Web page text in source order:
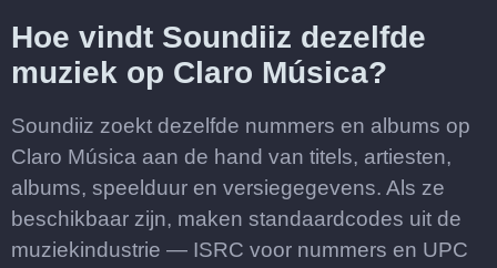
Hoe vindt Soundiiz dezelfde
muziek op Claro Música?
Soundiiz zoekt dezelfde nummers en albums op
Claro Música aan de hand van titels, artiesten,
albums, speelduur en versiegegevens. Als ze
beschikbaar zijn, maken standaardcodes uit de
muziekindustrie — ISRC voor nummers en UPC